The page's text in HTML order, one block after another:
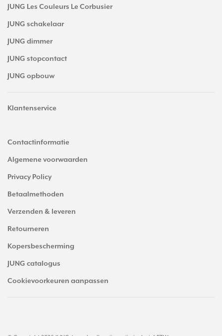
JUNG Les Couleurs Le Corbusier
JUNG schakelaar
JUNG dimmer
JUNG stopcontact
JUNG opbouw
Klantenservice
Contactinformatie
Algemene voorwaarden
Privacy Policy
Betaalmethoden
Verzenden & leveren
Retourneren
Kopersbescherming
JUNG catalogus
Cookievoorkeuren aanpassen